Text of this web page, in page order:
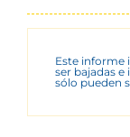
Este informe
ser bajadas e
sólo pueden